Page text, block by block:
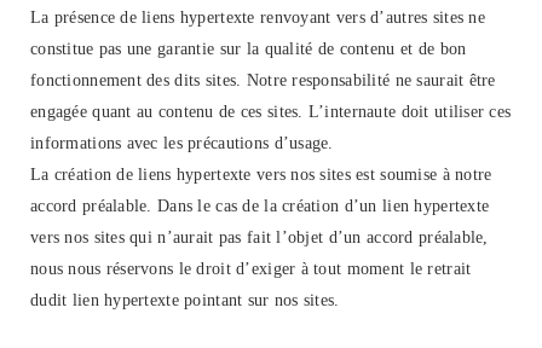
La présence de liens hypertexte renvoyant vers d’autres sites ne
constitue pas une garantie sur la qualité de contenu et de bon
fonctionnement des dits sites. Notre responsabilité ne saurait être
engagée quant au contenu de ces sites. L’internaute doit utiliser ces
informations avec les précautions d’usage.
La création de liens hypertexte vers nos sites est soumise à notre
accord préalable. Dans le cas de la création d’un lien hypertexte
vers nos sites qui n’aurait pas fait l’objet d’un accord préalable,
nous nous réservons le droit d’exiger à tout moment le retrait
dudit lien hypertexte pointant sur nos sites.